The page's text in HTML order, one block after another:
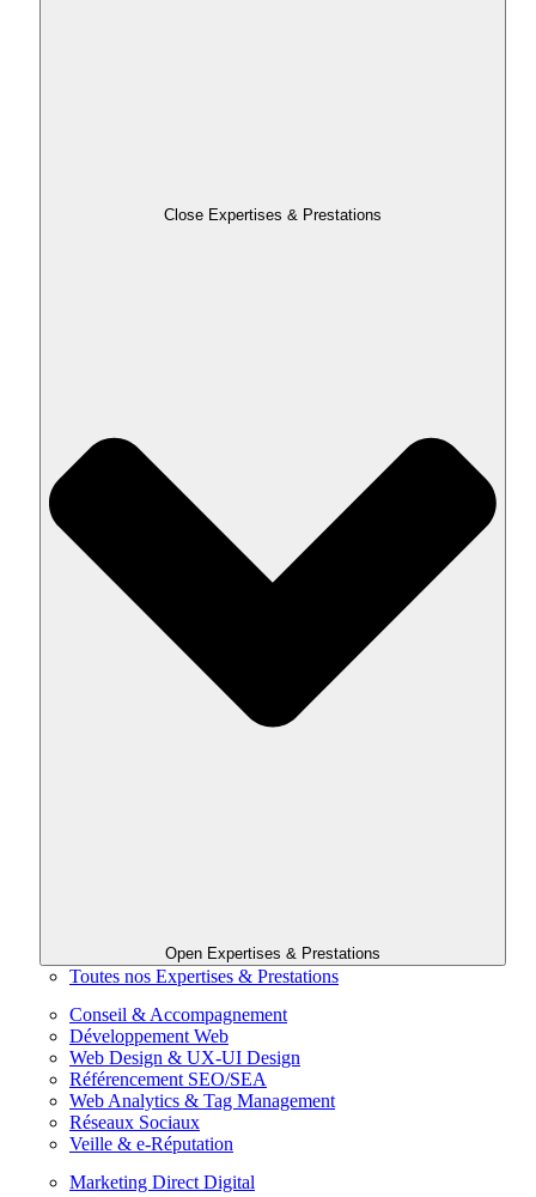
Close Expertises & Prestations
Open Expertises & Prestations
Toutes nos Expertises & Prestations
Conseil & Accompagnement
Développement Web
Web Design & UX-UI Design
Référencement SEO/SEA
Web Analytics & Tag Management
Réseaux Sociaux
Veille & e-Réputation
Marketing Direct Digital